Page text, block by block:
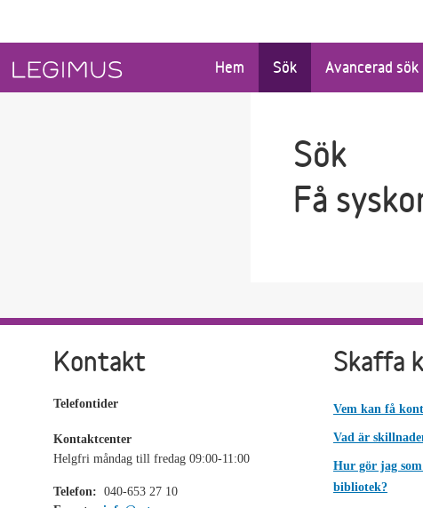
Hem Sök Avancerad sök
Sök
Få
Kontakt
Telefontider
Kontaktcenter
Helgfri måndag till fredag 09:00-11:00
Telefon: 040-653 27 10
Skaffa
Vem kan få
Vad är
Hur gör jag
bibliotek?